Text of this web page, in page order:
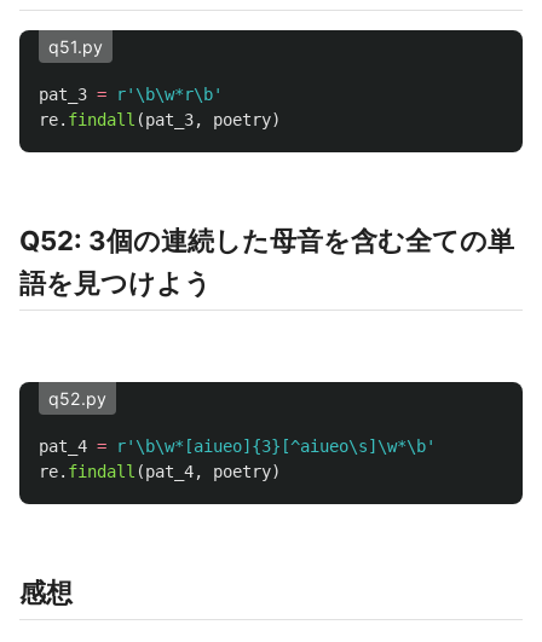
q51.py
pat_3 = r' \b\w*r\b'
re. findall (pat_3, poetry)
Q52: 3個の連続した母音を含む全ての単
語を見つけよう
q52.py
pat_4 = r' \b\w*[aiueo]{3}[^aiueo\s]\w*\b'
re. findall (pat_4, poetry)
感想